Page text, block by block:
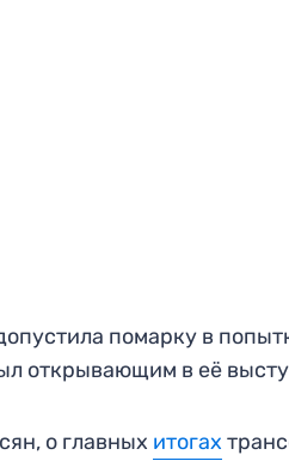
помарку в
открывающим в её
о главных итогах